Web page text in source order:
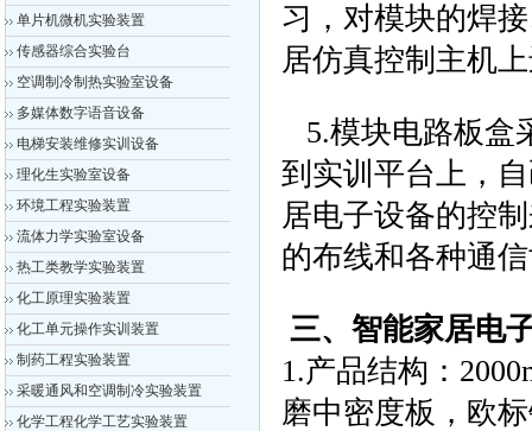
单片机微机实验装置
传感器综合实验台
空调制冷制热实验室设备
多媒体数字语音设备
电梯安装维修实训设备
理化生实验室设备
环境工程实验装置
流体力学实验室设备
热工类教学实验装置
化工原理实验装置
化工单元操作实训装置
制药工程实验装置
采暖通风和空调制冷实验装置
化学工程化学工艺实验装置
习，对模块的焊
居仿真控制主机
5.模块电路板盒
到实训平台上，
居电子设备的控
的布线和各种通
三、智能家居电
1.产品结构：
磨中密度板，欧